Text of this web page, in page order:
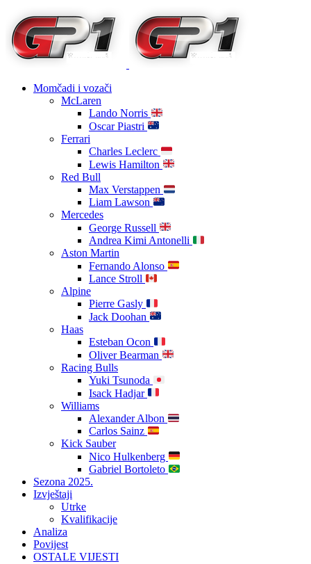
Momčadi i vozači
McLaren
Lando Norris
Oscar Piastri
Ferrari
Charles Leclerc
Lewis Hamilton
Red Bull
Max Verstappen
Liam Lawson
Mercedes
George Russell
Andrea Kimi Antonelli
Aston Martin
Fernando Alonso
Lance Stroll
Alpine
Pierre Gasly
Jack Doohan
Haas
Esteban Ocon
Oliver Bearman
Racing Bulls
Yuki Tsunoda
Isack Hadjar
Williams
Alexander Albon
Carlos Sainz
Kick Sauber
Nico Hulkenberg
Gabriel Bortoleto
Sezona 2025.
Izvještaji
Utrke
Kvalifikacije
Analiza
Povijest
OSTALE VIJESTI